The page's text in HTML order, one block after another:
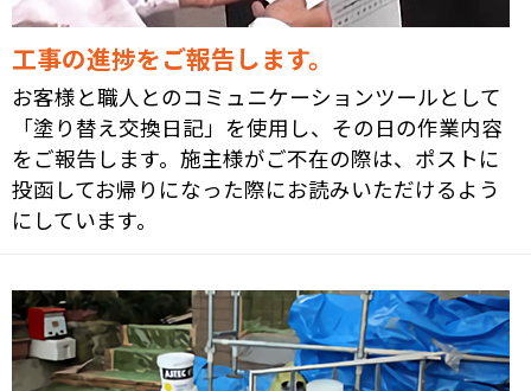
工事の進捗をご報告します。
お客様と職人とのコミュニケーションツールとして
「塗り替え交換日記」を使用し、その日の作業内容
をご報告します。施主様がご不在の際は、ポストに
投函してお帰りになった際にお読みいただけるよう
にしています。